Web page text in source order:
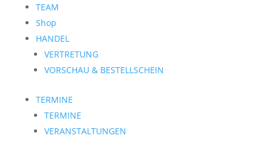
TEAM
Shop
HANDEL
VERTRETUNG
VORSCHAU & BESTELLSCHEIN
TERMINE
TERMINE
VERANSTALTUNGEN